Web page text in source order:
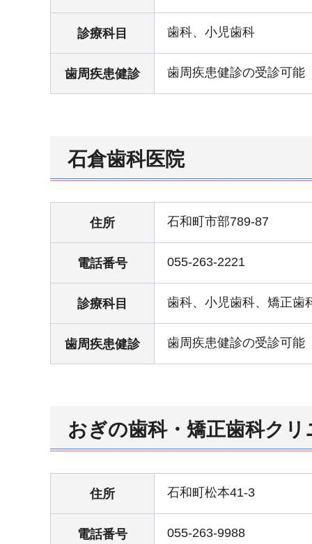
診療科目 歯科、小児歯科
歯周疾患健診 歯周疾患健診の受診可能
石倉歯科医院
住所 石和町市部789-87
電話番号 055-263-2221
診療科目 歯科、小児歯科、矯正歯
歯周疾患健診 歯周疾患健診の受診可能
おぎの歯科・矯正歯科クリ
住所 石和町松本41-3
電話番号 055-263-9988